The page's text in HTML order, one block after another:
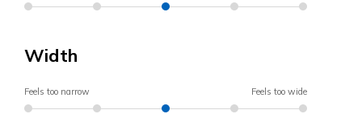
Width
Feels too narrow Feels too wide